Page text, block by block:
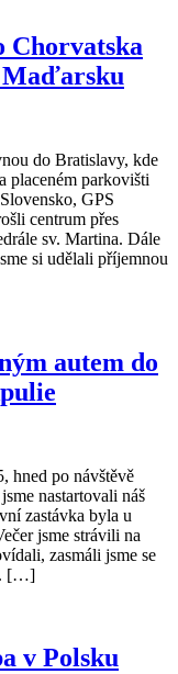
Chorvatska
Maďarsku
do Bratislavy, kde
placeném parkovišti
GPS
centrum přes
sv. Martina. Dále
si udělali příjemnou
autem do
hned po návštěvě
nastartovali náš
zastávka byla u
jsme strávili na
zasmáli jsme se
[…]
v Polsku